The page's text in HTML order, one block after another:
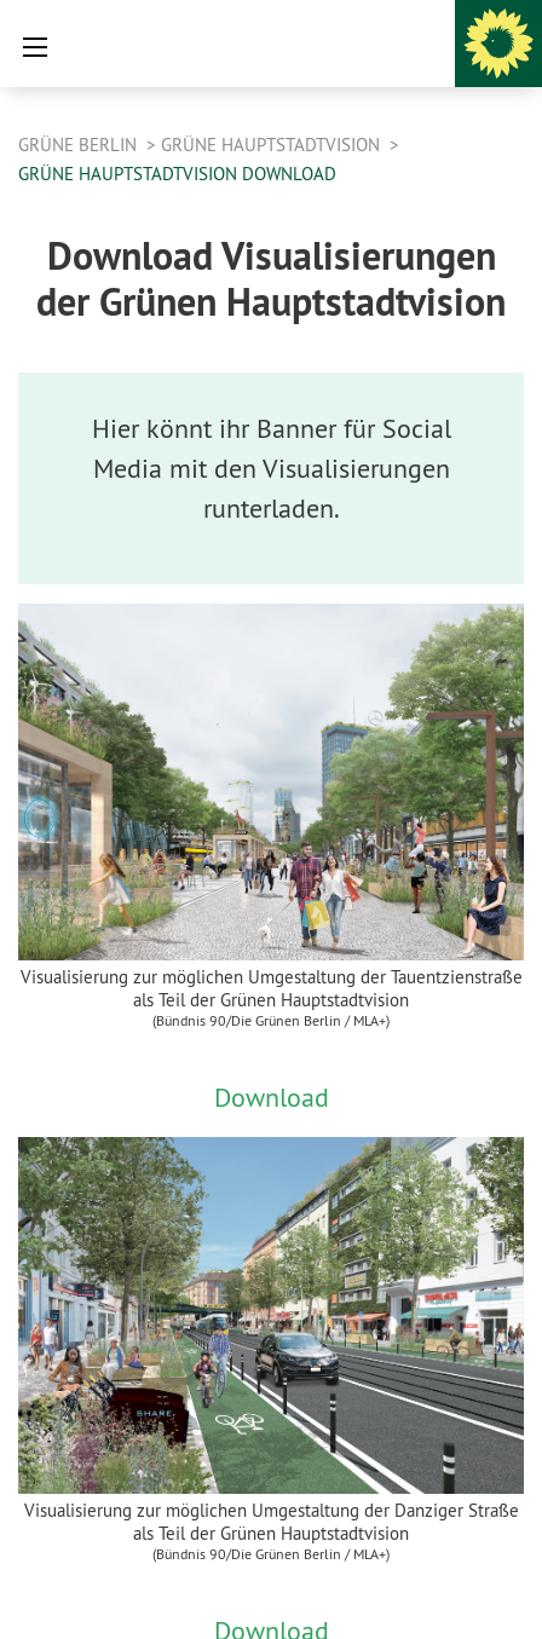
GRÜNE BERLIN
GRÜNE HAUPTSTADTVISION
GRÜNE HAUPTSTADTVISION DOWNLOAD
Download Visualisierungen
der Grünen Hauptstadtvision
Hier könnt ihr Banner für Social
Media mit den Visualisierungen
runterladen.
Visualisierung zur möglichen Umgestaltung der Tauentzienstraße
als Teil der Grünen Hauptstadtvision
(Bündnis 90/Die Grünen Berlin / MLA+)
Download
Visualisierung zur möglichen Umgestaltung der Danziger Straße
als Teil der Grünen Hauptstadtvision
(Bündnis 90/Die Grünen Berlin / MLA+)
Download